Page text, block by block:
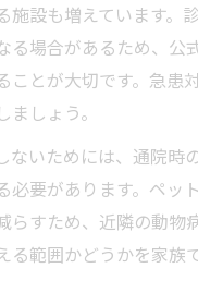
施設も増えています。
る場合があるため、公
ことが大切です。急患
しょう。
ないためには、通院時
必要があります。ペッ
らすため、近隣の動物
る範囲かどうかを家族